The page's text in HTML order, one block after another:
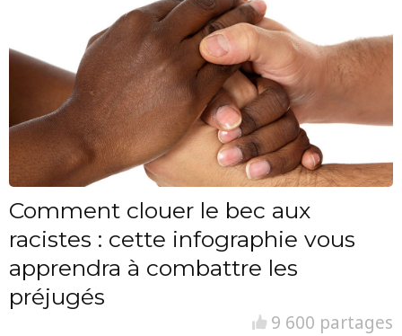
Comment clouer le bec aux
racistes : cette infographie vous
apprendra à combattre les
préjugés
9 600 partages